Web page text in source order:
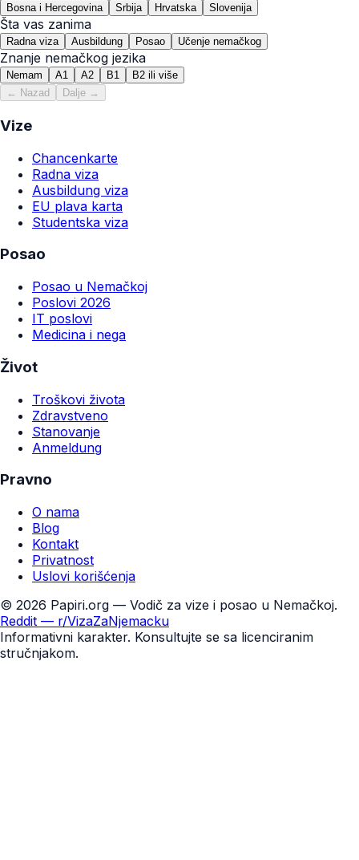
Bosna i Hercegovina Srbija Hrvatska Slovenija
Šta vas zanima
Radna viza Ausbildung Posao Učenje nemačkog
Znanje nemačkog jezika
Nemam A1 A2 B1
B2 ili više
← Nazad
Dalje →
Vize
Chancenkarte
Radna viza
Ausbildung viza
EU plava karta
Studentska viza
Posao
Posao u Nemačkoj
Poslovi 2026
IT poslovi
Medicina i nega
Život
Troškovi života
Zdravstveno
Stanovanje
Anmeldung
Pravno
O nama
Blog
Kontakt
Privatnost
Uslovi korišćenja
© 2026 Papiri.org — Vodič za vize i posao u Nemačkoj.
Reddit — r/VizaZaNjemacku
Informativni karakter. Konsultujte se sa licenciranim
stručnjakom.